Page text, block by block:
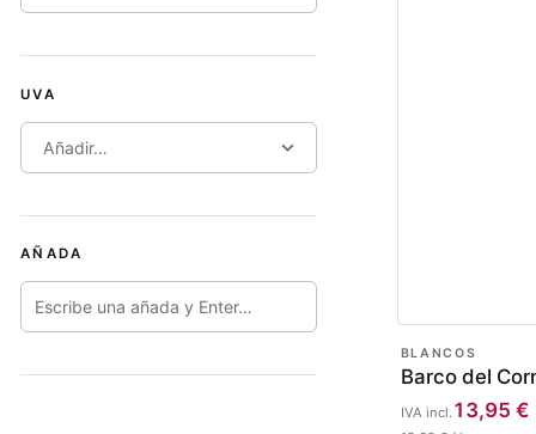
UVA
Añadir…
AÑADA
BLANCOS
Barco del
13,95 €
IVA incl.